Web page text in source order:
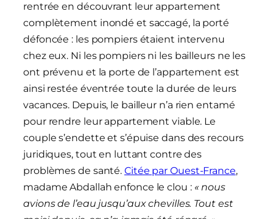
rentrée en découvrant leur appartement
complètement inondé et saccagé, la porté
défoncée : les pompiers étaient intervenu
chez eux. Ni les pompiers ni les bailleurs ne les
ont prévenu et la porte de l’appartement est
ainsi restée éventrée toute la durée de leurs
vacances. Depuis, le bailleur n’a rien entamé
pour rendre leur appartement viable. Le
couple s’endette et s’épuise dans des recours
juridiques, tout en luttant contre des
problèmes de santé. Citée par Ouest-France,
madame Abdallah enfonce le clou : « nous
avions de l’eau jusqu’aux chevilles. Tout est